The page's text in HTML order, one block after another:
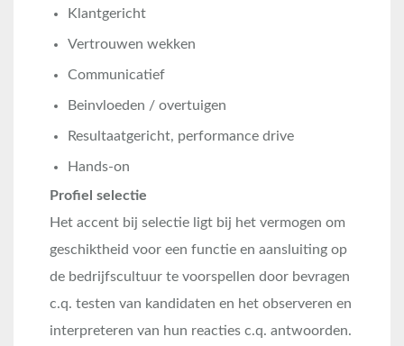
Klantgericht
Vertrouwen wekken
Communicatief
Beinvloeden / overtuigen
Resultaatgericht, performance drive
Hands-on
Profiel selectie
Het accent bij selectie ligt bij het vermogen om
geschiktheid voor een functie en aansluiting op
de bedrijfscultuur te voorspellen door bevragen
c.q. testen van kandidaten en het observeren en
interpreteren van hun reacties c.q. antwoorden.